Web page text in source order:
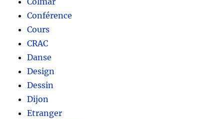
Conférence
Cours
CRAC
Danse
Design
Dessin
Dijon
Etranger